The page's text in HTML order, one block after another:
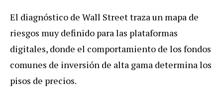
El diagnóstico de Wall Street traza un mapa de
riesgos muy definido para las plataformas
digitales, donde el comportamiento de los fondos
comunes de inversión de alta gama determina los
pisos de precios.